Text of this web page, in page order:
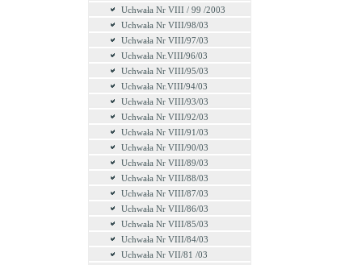
Uchwała Nr VIII / 99 /2003
Uchwała Nr VIII/98/03
Uchwała Nr VIII/97/03
Uchwała Nr.VIII/96/03
Uchwała Nr VIII/95/03
Uchwała Nr.VIII/94/03
Uchwała Nr VIII/93/03
Uchwała Nr VIII/92/03
Uchwała Nr VIII/91/03
Uchwała Nr VIII/90/03
Uchwała Nr VIII/89/03
Uchwała Nr VIII/88/03
Uchwała Nr VIII/87/03
Uchwała Nr VIII/86/03
Uchwała Nr VIII/85/03
Uchwała Nr VIII/84/03
Uchwała Nr VII/81 /03